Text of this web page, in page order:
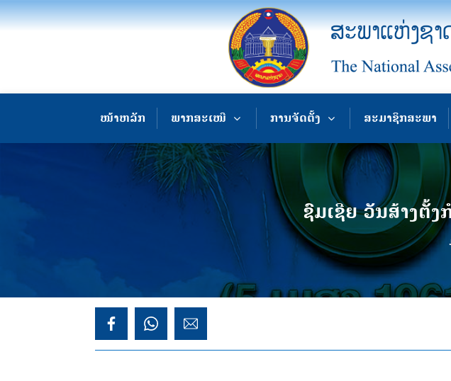
ໜ້າຫລັກ ພາກສະເໜີ ການຈັດຕັ້ງ ສະມາຊິກສະພາ
ຊົມເຊີຍ ວັນສ້າງຕັ້